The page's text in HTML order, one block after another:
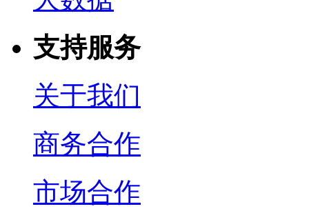
支持服务
关于我们
商务合作
市场合作